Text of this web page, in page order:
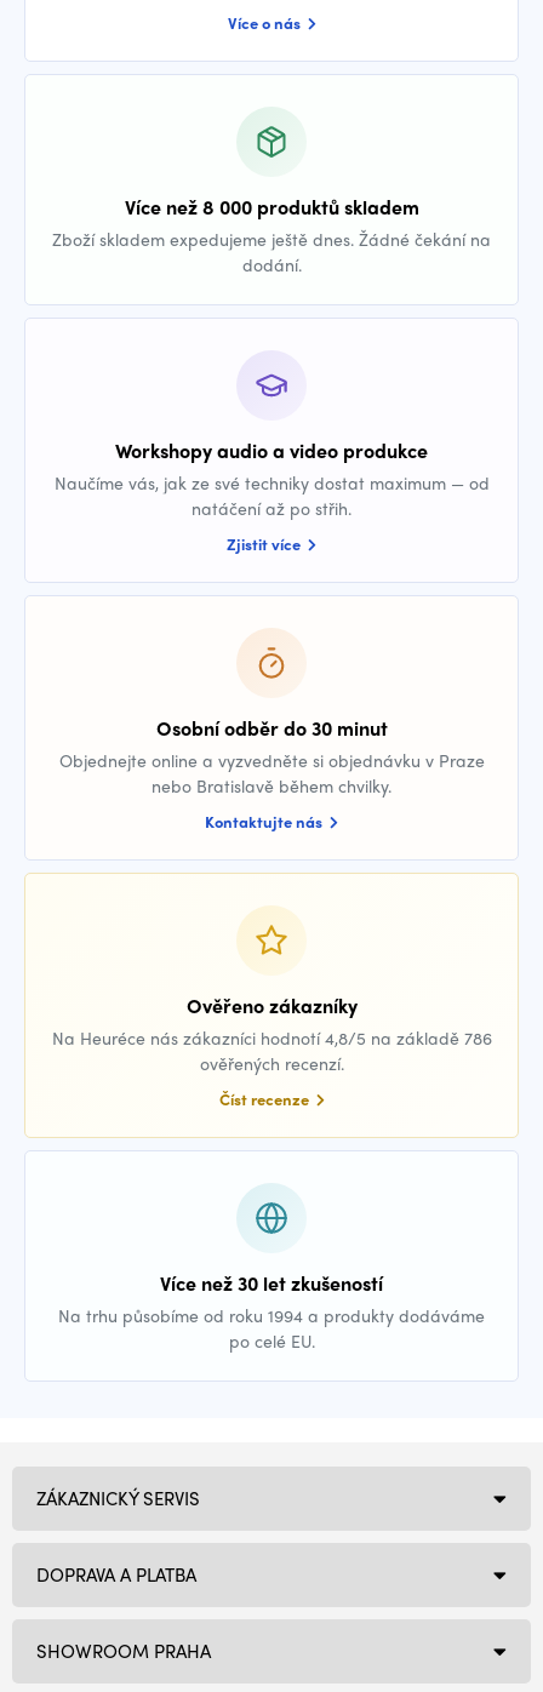
Více o nás
Více než 8 000 produktů skladem
Zboží skladem expedujeme ještě dnes. Žádné čekání na
dodání.
Workshopy audio a video produkce
Naučíme vás, jak ze své techniky dostat maximum — od
natáčení až po střih.
Zjistit více
Osobní odběr do 30 minut
Objednejte online a vyzvedněte si objednávku v Praze
nebo Bratislavě během chvilky.
Kontaktujte nás
Ověřeno zákazníky
Na Heuréce nás zákazníci hodnotí 4,8/5 na základě 786
ověřených recenzí.
Číst recenze
Více než 30 let zkušeností
Na trhu působíme od roku 1994 a produkty dodáváme
po celé EU.
SHOWROOM PRAHA
ZÁKAZNICKÝ SERVIS
DOPRAVA A PLATBA